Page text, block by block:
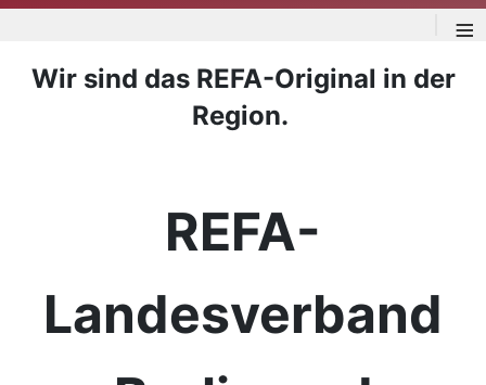
≡
Wir sind das REFA-Original in der
Region.
REFA-
Landesverband